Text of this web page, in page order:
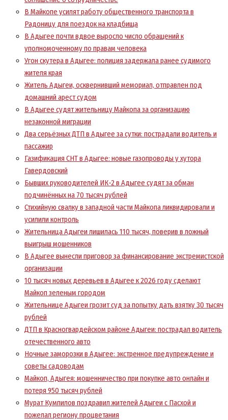
В Майкопе усилят работу общественного транспорта в
Радоницу для поездок на кладбища
В Адыгее почти вдвое выросло число обращений к
уполномоченному по правам человека
Угон скутера в Адыгее: полиция задержала ранее судимого
жителя края
Житель Адыгеи, осквернивший мемориал, отправлен под
домашний арест судом
В Адыгее судят жительницу Майкопа за организацию
незаконной миграции
Два серьёзных ДТП в Адыгее за сутки: пострадали водитель и
пассажир
Газификация СНТ в Адыгее: новые газопроводы у хутора
Гавердовский
Бывших руководителей ИК-2 в Адыгее судят за обман
подчинённых на 70 тысяч рублей
Стихийную свалку в западной части Майкопа ликвидировали и
усилили контроль
Жительница Адыгеи лишилась 110 тысяч, поверив в ложный
выигрыш мошенников
В Адыгее вынесли приговор за финансирование экстремистской
организации
10 тысяч новых деревьев в Адыгее к 2026 году сделают
Майкоп зеленым городом
Жительнице Адыгеи грозит суд за попытку дать взятку 30 тысяч
рублей
ДТП в Красногвардейском районе Адыгеи: пострадал водитель
отечественного авто
Ночные заморозки в Адыгее: экстренное предупреждение и
советы садоводам
Майкоп, Адыгея: мошенничество при покупке авто онлайн и
потеря 950 тысяч рублей
Мурат Кумпилов поздравил жителей Адыгеи с Пасхой и
пожелал региону процветания